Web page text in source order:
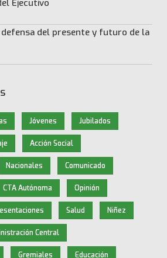
Ejecutivo
defensa del presente y futuro de la
Jóvenes Jubilados
Acción Social
Nacionales Comunicado
CTA Autónoma Opinión
Salud Niñez
Central
Gremiales Educación